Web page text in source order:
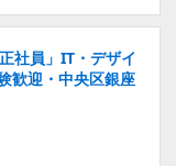
社員」IT・デザイ
歓迎・中央区銀座